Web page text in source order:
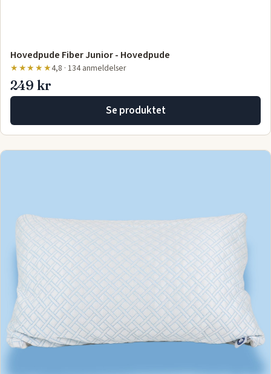
Hovedpude Fiber Junior - Hovedpude
★★★★★4,8 · 134 anmeldelser
249 kr
Se produktet